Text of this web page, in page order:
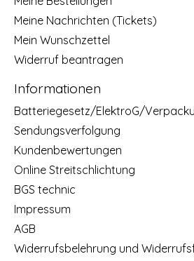
Meine Nachrichten (Tickets)
Mein Wunschzettel
Widerruf beantragen
Informationen
Batteriegesetz/ElektroG/
Sendungsverfolgung
Kundenbewertungen
Online Streitschlichtung
BGS technic
Impressum
AGB
Widerrufsbelehrung und